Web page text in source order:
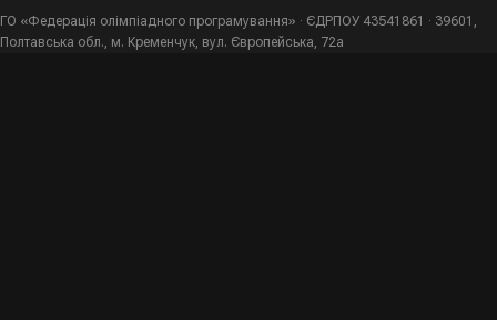
ГО «Федерація олімпіадного програмування» · ЄДРПОУ 43541861 · 39601,
Полтавська обл., м. Кременчук, вул. Європейська, 72а